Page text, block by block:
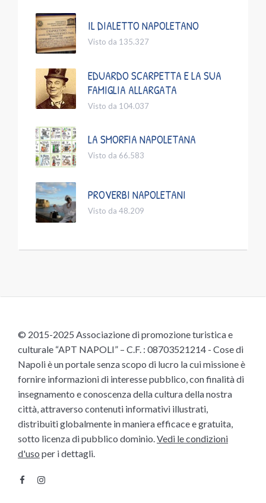
IL DIALETTO NAPOLETANO
Visto da 135.327
EDUARDO SCARPETTA E LA SUA
FAMIGLIA ALLARGATA
Visto da 104.037
LA SMORFIA NAPOLETANA
Visto da 66.583
PROVERBI NAPOLETANI
Visto da 48.209
© 2015-2025 Associazione di promozione turistica e
culturale “APT NAPOLI” – C.F. : 08703521214 - Cose di
Napoli è un portale senza scopo di lucro la cui missione è
fornire informazioni di interesse pubblico, con finalità di
insegnamento e conoscenza della cultura della nostra
città, attraverso contenuti informativi illustrati,
distribuiti globalmente in maniera efficace e gratuita,
sotto licenza di pubblico dominio.Vedi le condizioni
d'uso per i dettagli.